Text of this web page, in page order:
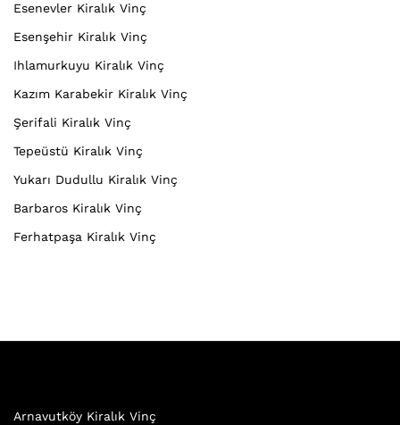
Esenevler Kiralık Vinç
Esenşehir Kiralık Vinç
Ihlamurkuyu Kiralık Vinç
Kazım Karabekir Kiralık Vinç
Şerifali Kiralık Vinç
Tepeüstü Kiralık Vinç
Yukarı Dudullu Kiralık Vinç
Barbaros Kiralık Vinç
Ferhatpaşa Kiralık Vinç
Arnavutköy Kiralık Vinç